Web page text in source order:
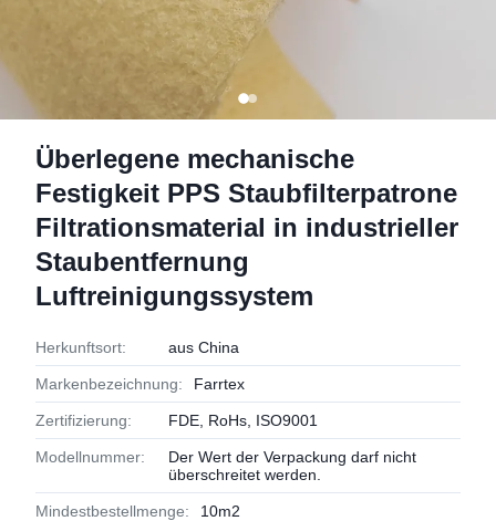
Überlegene mechanische
Festigkeit PPS Staubfilterpatrone
Filtrationsmaterial in industrieller
Staubentfernung
Luftreinigungssystem
Herkunftsort: aus China
Markenbezeichnung: Farrtex
Zertifizierung: FDE, RoHs, ISO9001
Modellnummer:
Der Wert der Verpackung darf nicht
überschreitet werden.
Mindestbestellmenge: 10m2